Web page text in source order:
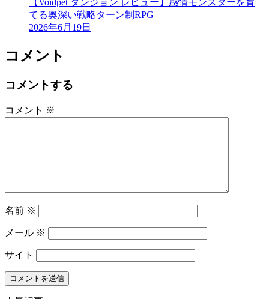
【Voidpet ダンジョン レビュー】感情モンスターを育
てる奥深い戦略ターン制RPG
2026年6月19日
コメント
コメントする
コメント ※
名前 ※
メール ※
サイト